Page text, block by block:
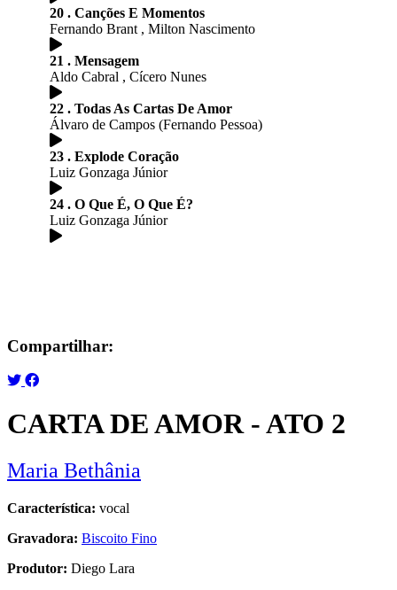
20 . Canções E Momentos
Fernando Brant , Milton Nascimento
21 . Mensagem
Aldo Cabral , Cícero Nunes
22 . Todas As Cartas De Amor
Álvaro de Campos (Fernando Pessoa)
23 . Explode Coração
Luiz Gonzaga Júnior
24 . O Que É, O Que É?
Luiz Gonzaga Júnior
Compartilhar:
CARTA DE AMOR - ATO 2
Maria Bethânia
Característica: vocal
Gravadora: Biscoito Fino
Produtor: Diego Lara